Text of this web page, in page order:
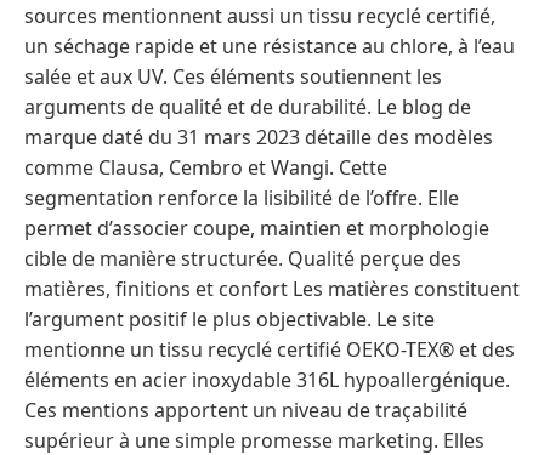
sources mentionnent aussi un tissu recyclé certifié,
un séchage rapide et une résistance au chlore, à l’eau
salée et aux UV. Ces éléments soutiennent les
arguments de qualité et de durabilité. Le blog de
marque daté du 31 mars 2023 détaille des modèles
comme Clausa, Cembro et Wangi. Cette
segmentation renforce la lisibilité de l’offre. Elle
permet d’associer coupe, maintien et morphologie
cible de manière structurée. Qualité perçue des
matières, finitions et confort Les matières constituent
l’argument positif le plus objectivable. Le site
mentionne un tissu recyclé certifié OEKO-TEX® et des
éléments en acier inoxydable 316L hypoallergénique.
Ces mentions apportent un niveau de traçabilité
supérieur à une simple promesse marketing. Elles